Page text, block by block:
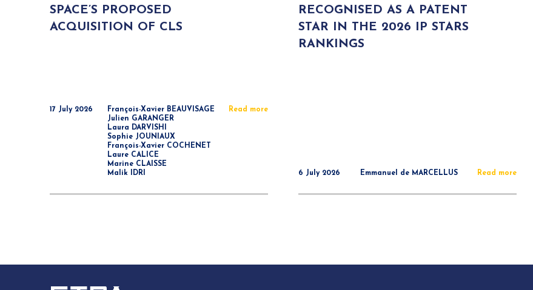
SPACE’S PROPOSED
ACQUISITION OF CLS
17 July 2026
François-Xavier BEAUVISAGE
Julien GARANGER
Laura DARVISHI
Sophie JOUNIAUX
François-Xavier COCHENET
Laure CALICE
Marine CLAISSE
Malik IDRI
Read more
RECOGNISED AS A PATENT
STAR IN THE 2026 IP STARS
RANKINGS
6 July 2026 Emmanuel de MARCELLUS Read more